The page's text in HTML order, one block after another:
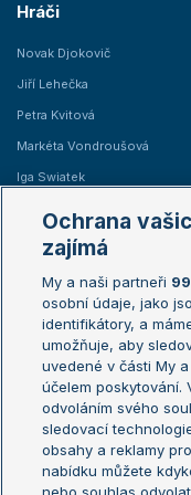
Hráči
Novak Djokovič
Jiří Lehečka
Petra Kvitová
Markéta Vondroušová
Iga Swiatek
Žebříčky
Žebříček ATP (muži)
Žebříček WTA (ženy)
Sázkařský žebříček
Aktualní trendy
Ochrana
zajímá
My a naši partneři
osobní údaje, jako
identifikátory, a
umožňuje, aby
uvedené v části My
účelem poskytování.
odvoláním svého
sledovací
obsahy a reklamy
nabídku můžete